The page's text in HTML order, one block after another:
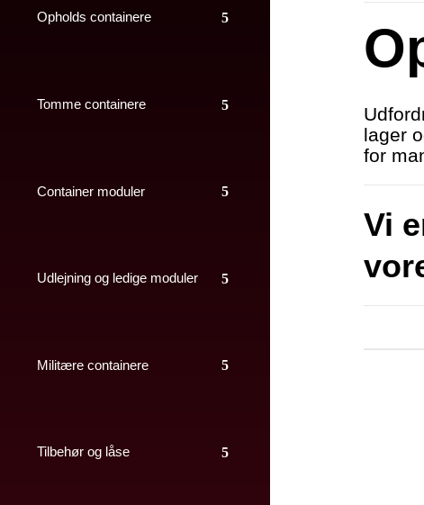
Opholds containere
Tomme containere
Container moduler
Udlejning og ledige moduler
Militære containere
Tilbehør og låse
lager
for
Vi